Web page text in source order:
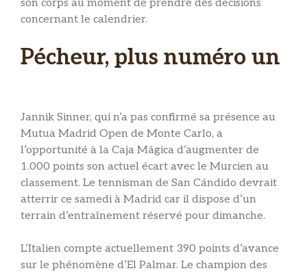
son corps au moment de prendre des décisions
concernant le calendrier.
Pécheur, plus numéro un
Jannik Sinner, qui n’a pas confirmé sa présence au
Mutua Madrid Open de Monte Carlo, a
l’opportunité à la Caja Mágica d’augmenter de
1.000 points son actuel écart avec le Murcien au
classement. Le tennisman de San Cándido devrait
atterrir ce samedi à Madrid car il dispose d’un
terrain d’entraînement réservé pour dimanche.
L’Italien compte actuellement 390 points d’avance
sur le phénomène d’El Palmar. Le champion des